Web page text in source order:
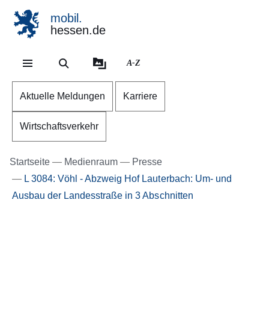
mobil.
hessen.de
A-Z
Aktuelle Meldungen Karriere
Wirtschaftsverkehr
Startseite Medienraum
Presse
L 3084: Vöhl - Abzweig Hof Lauterbach: Um- und
Ausbau der Landesstraße in 3 Abschnitten